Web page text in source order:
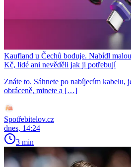
Kaufland u Čechů boduje. Nabídl
Kč, lidé ani nevěděli jak ji potřebují
Znáte to. Sáhnete po nabíjecím kabelu,
obráceně, minete a […]
Spotřebitelov.cz
dnes, 14:24
3 min